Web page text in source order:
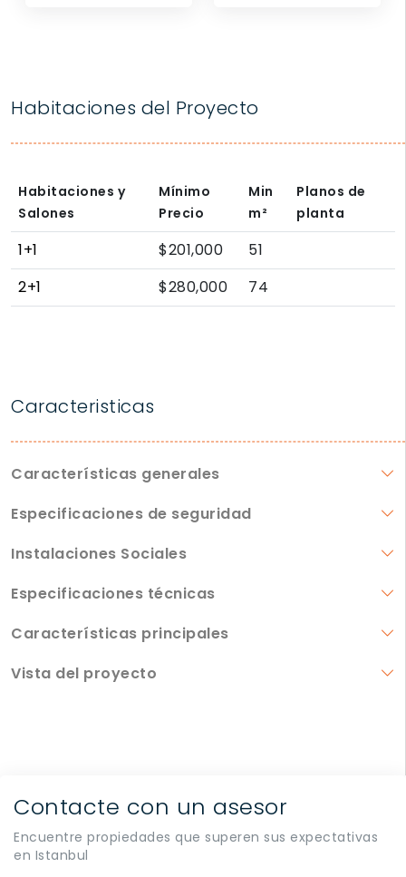
Habitaciones del Proyecto
Habitaciones y
Salones
Mínimo
Precio
Min
m²
Planos de
planta
1+1 $201,000
51
2+1
$280,000 74
Caracteristicas
Características generales
Especificaciones de seguridad
Instalaciones Sociales
Especificaciones técnicas
Características principales
Vista del proyecto
Contacte con un asesor
Encuentre propiedades que superen sus expectativas
en Istanbul